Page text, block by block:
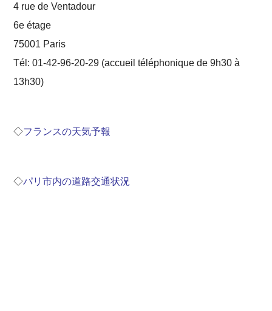
4 rue de Ventadour
6e étage
75001 Paris
Tél: 01-42-96-20-29 (accueil téléphonique de 9h30 à
13h30)
◇フランスの天気予報
◇パリ市内の道路交通状況